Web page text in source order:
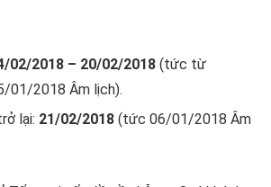
02/2018 – 20/02/2018 (tức từ
01/2018 Âm lịch).
lại: 21/02/2018 (tức 06/01/2018 Âm